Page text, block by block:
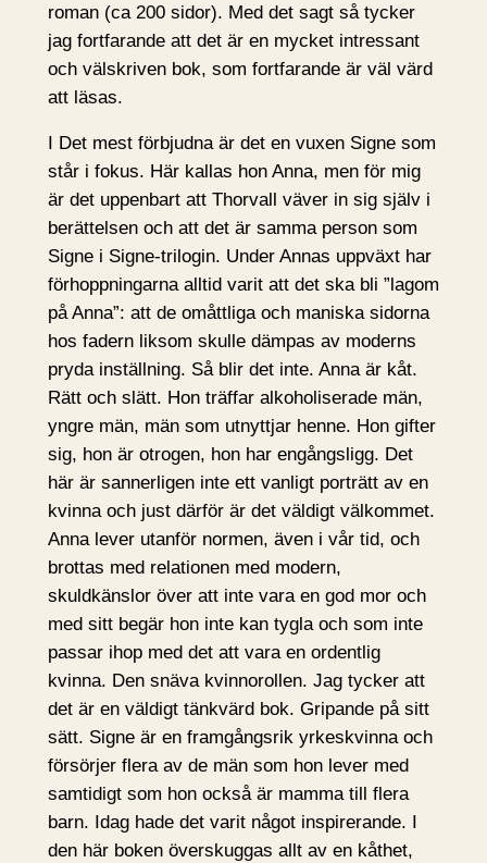
roman (ca 200 sidor). Med det sagt så tycker
jag fortfarande att det är en mycket intressant
och välskriven bok, som fortfarande är väl värd
att läsas.
I Det mest förbjudna är det en vuxen Signe som
står i fokus. Här kallas hon Anna, men för mig
är det uppenbart att Thorvall väver in sig själv i
berättelsen och att det är samma person som
Signe i Signe-trilogin. Under Annas uppväxt har
förhoppningarna alltid varit att det ska bli ”lagom
på Anna”: att de omåttliga och maniska sidorna
hos fadern liksom skulle dämpas av moderns
pryda inställning. Så blir det inte. Anna är kåt.
Rätt och slätt. Hon träffar alkoholiserade män,
yngre män, män som utnyttjar henne. Hon gifter
sig, hon är otrogen, hon har engångsligg. Det
här är sannerligen inte ett vanligt porträtt av en
kvinna och just därför är det väldigt välkommet.
Anna lever utanför normen, även i vår tid, och
brottas med relationen med modern,
skuldkänslor över att inte vara en god mor och
med sitt begär hon inte kan tygla och som inte
passar ihop med det att vara en ordentlig
kvinna. Den snäva kvinnorollen. Jag tycker att
det är en väldigt tänkvärd bok. Gripande på sitt
sätt. Signe är en framgångsrik yrkeskvinna och
försörjer flera av de män som hon lever med
samtidigt som hon också är mamma till flera
barn. Idag hade det varit något inspirerande. I
den här boken överskuggas allt av en kåthet,